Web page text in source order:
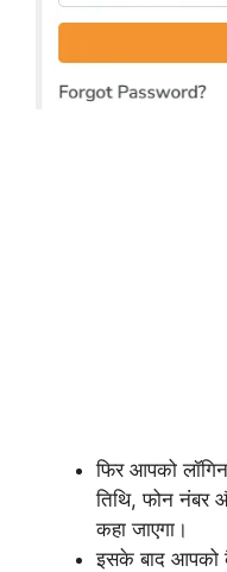
फिर आपको
तिथि, फोन नंबर
कहा जाएगा।
इसके बाद आपको